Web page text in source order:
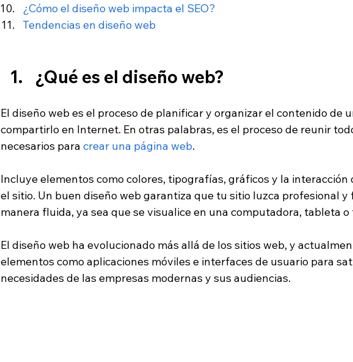
¿Cómo el diseño web impacta el SEO?
Tendencias en diseño web
¿Qué es el diseño web?
El diseño web es el proceso de planificar y organizar el contenido de
compartirlo en Internet. En otras palabras, es el proceso de reunir
necesarios para crear una página web.
Incluye elementos como colores, tipografías, gráficos y la interacción
el sitio. Un buen diseño web garantiza que tu sitio luzca profesional y
manera fluida, ya sea que se visualice en una computadora, tableta
El diseño web ha evolucionado más allá de los sitios web, y
elementos como aplicaciones móviles e interfaces de usuario para
necesidades de las empresas modernas y sus audiencias.